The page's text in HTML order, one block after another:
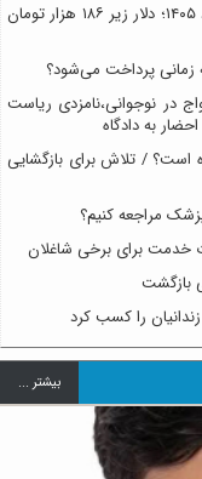
پیش‌بینی قیمت طلا، سکه و دلار یکشنبه ۱۸ مرداد ۱۴۰۵؛ دلار زیر ۱۸۶ هزار تومان
زمانی پرداخت می‌شود؟
در نوجوانی،نامزدی ریاست
راه است؟ / تلاش برای بازگشایی
مراجعه کنیم؟
خدمت برای برخی شاغلان
بازگشت
را کسب کرد
بيشتر ...